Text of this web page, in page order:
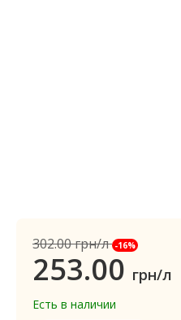
302.00грн/л -16%
253.00 грн/л
Есть в наличии